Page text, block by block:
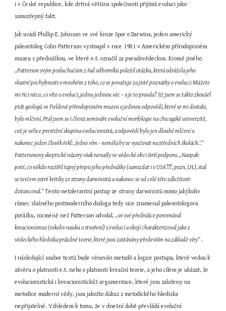
i v České republice, kde drtivá většina společnosti přijímá evoluci jako
samozřejmý fakt.
Jak uvádí Phillip E. Johnson ve své knize Spor o Darwina, jeden americký
paleontolog Colin Patterson vystoupil v roce 1981 v Americkém přírodopisném
„Patterson svým posluchačům z řad odborníků položil otázku, která odrážela jeho
vlastní pochybnosti o mnohém z toho, co se považuje za jisté poznatky o evoluci: Můžete
mi říci něco, co víte o evoluci, jednu jedinou věc – a je to pravda? Již jsem se takto zkoušel
ptát geologů ve Fieldově přírodopisném muzeu a jedinou odpovědí, které se mi dostalo,
bylo mlčení. Ptal jsem se i členů semináře evoluční morfologie na chicagské univerzitě,
což je velice prestižní skupina evolucionistů, a odpovědí bylo jen dlouhé mlčení a
nakonec jeden člověk řekl: ‚Jedno vím - neměla by se vyučovat na středních školách.‘.“
Pattersonovy skeptické názory však nenašly ve vědecké obci širší podporu. „Naopak:
poté, co někdo rozšířil tajný přepis jeho přednášky (samizdat i v USA?!?, pozn. J.H.), stal
se terčem ostré kritiky ze strany darwinistů a nakonec se od celé této záležitosti
distancoval.“ Tento netolerantní postup ze strany darwinistů mimo jakýkoliv
rámec slušného postmoderního dialogu tedy sice znamenal paleontologovu
porážku, nicméně než Patterson odvolal, „ve své přednášce porovnával
kreacionismus (nikoliv nauku o stvoření) s evolucí a obojí charakterizoval jako z
vědeckého hlediska prázdné teorie, které jsou zastávány především na základě víry“ .
I následující soubor textů bude věnován metodě a logice postupu, které vedou k
závěru o platnosti e.t. nebo o platnosti kreační teorie, a jeho cílem je ukázat, že
evolucionistická i kreacionistická3 argumentace, které jsou založeny na
metodice moderní vědy, jsou jakožto důkaz z metodického hlediska
nepřijatelné. Vzhledem k tomu, že v dnešní době převládá evoluční